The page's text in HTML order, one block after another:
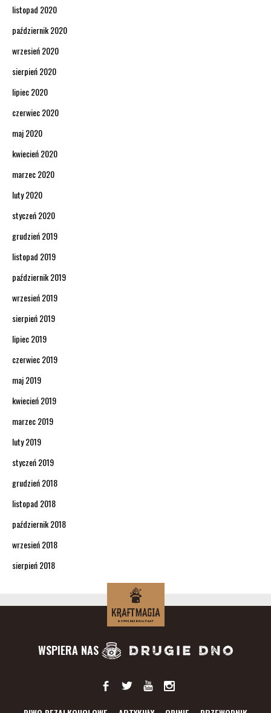
listopad 2020
październik 2020
wrzesień 2020
sierpień 2020
lipiec 2020
czerwiec 2020
maj 2020
kwiecień 2020
marzec 2020
luty 2020
styczeń 2020
grudzień 2019
listopad 2019
październik 2019
wrzesień 2019
sierpień 2019
lipiec 2019
czerwiec 2019
maj 2019
kwiecień 2019
marzec 2019
luty 2019
styczeń 2019
grudzień 2018
listopad 2018
październik 2018
wrzesień 2018
sierpień 2018
WSPIERA NAS